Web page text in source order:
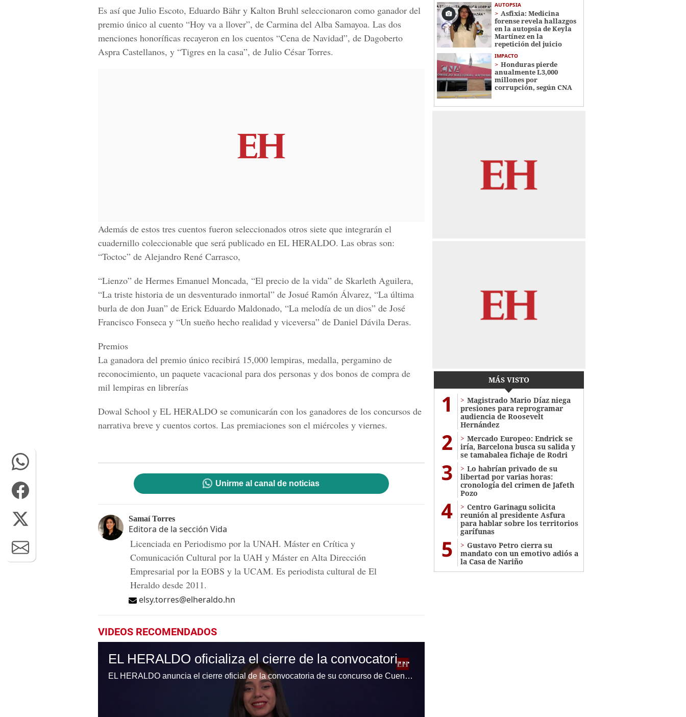
Es así que Julio Escoto, Eduardo Bähr y Kalton Bruhl seleccionaron como ganador del
premio único al cuento “Hoy va a llover”, de Carmina del Alba Samayoa. Las dos
menciones honoríficas recayeron en los cuentos “Cena de Navidad”, de Dagoberto
Aspra Castellanos, y “Tigres en la casa”, de Julio César Torres.
Además de estos tres cuentos fueron seleccionados otros siete que integrarán el
cuadernillo coleccionable que será publicado en EL HERALDO. Las obras son:
“Toctoc” de Alejandro René Carrasco,
“Lienzo” de Hermes Emanuel Moncada, “El precio de la vida” de Skarleth Aguilera,
“La triste historia de un desventurado inmortal” de Josué Ramón Álvarez, “La última
burla de don Juan” de Erick Eduardo Maldonado, “La melodía de un dios” de José
Francisco Fonseca y “Un sueño hecho realidad y viceversa” de Daniel Dávila Deras.
Premios
La ganadora del premio único recibirá 15,000 lempiras, medalla, pergamino de
reconocimiento, un paquete vacacional para dos personas y dos bonos de compra de
mil lempiras en librerías
Dowal School y EL HERALDO se comunicarán con los ganadores de los concursos de
narrativa breve y cuentos cortos. Las premiaciones son el miércoles y viernes.
Unirme al canal de noticias
Samaí Torres
Editora de la sección Vida
Licenciada en Periodismo por la UNAH. Máster en Crítica y
Comunicación Cultural por la UAH y Máster en Alta Dirección
Empresarial por la EOBS y la UCAM. Es periodista cultural de El
Heraldo desde 2011.
elsy.torres@elheraldo.hn
VIDEOS RECOMENDADOS
EL HERALDO oficializa el cierre de la convocatoria de su concurso de Cuentos Cortos
EL HERALDO anuncia el cierre oficial de la convocatoria de su concurso de Cuentos Cortos. Ahora, el jurado iniciará el proceso de selección para reconocer las mejores historias presentadas por los participantes.
AUTOPSIA
Asfixia: Medicina
forense revela hallazgos
en la autopsia de Keyla
Martínez en la
repetición del juicio
IMPACTO
Honduras pierde
anualmente L3,000
millones por
corrupción, según CNA
MÁS VISTO
1
Magistrado Mario Díaz niega
presiones para reprogramar
audiencia de Roosevelt
Hernández
2
Mercado Europeo: Endrick se
iría, Barcelona busca su salida y
se tamabalea fichaje de Rodri
3
Lo habrían privado de su
libertad por varias horas:
cronología del crimen de Jafeth
Pozo
4
Centro Garinagu solicita
reunión al presidente Asfura
para hablar sobre los territorios
garífunas
5
Gustavo Petro cierra su
mandato con un emotivo adiós a
la Casa de Nariño